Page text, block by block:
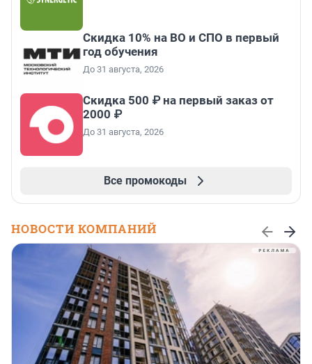
Скидка 10% на ВО и СПО в первый
год обучения
До 31 августа, 2026
Скидка 500 ₽ на первый заказ от
2000 ₽
До 31 августа, 2026
Все промокоды
НОВОСТИ КОМПАНИЙ